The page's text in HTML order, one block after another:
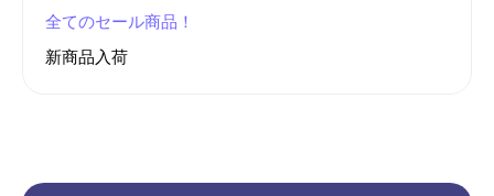
全てのセール商品！
新商品入荷